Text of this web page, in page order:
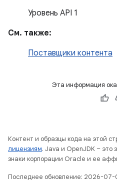
Уровень API 1
См. также:
Поставщики контента
Эта информация
Контент и образцы кода на этой
лицензиям. Java и OpenJDK – это
знаки корпорации Oracle и ее
Последнее обновление: 2026-07-